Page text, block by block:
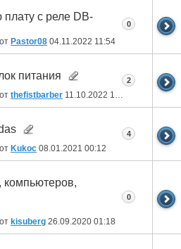
с реле DB-
Pastor08 04.11.2022 11:54
0
питания
thefistbarber 11.10.2022 13:06
2
Kukoc 08.01.2021 00:12
4
компьютеров,
kisuberg 26.09.2020 01:18
0